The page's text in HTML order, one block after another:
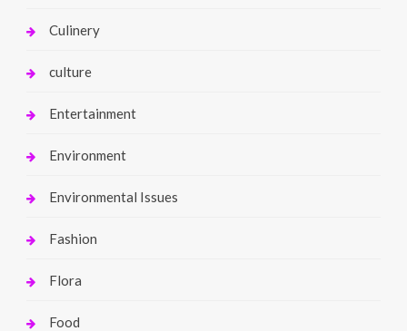
Culinery
culture
Entertainment
Environment
Environmental Issues
Fashion
Flora
Food